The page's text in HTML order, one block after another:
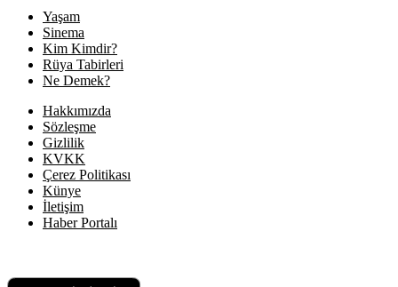
Yaşam
Sinema
Kim Kimdir?
Rüya Tabirleri
Ne Demek?
Hakkımızda
Sözleşme
Gizlilik
KVKK
Çerez Politikası
Künye
İletişim
Haber Portalı